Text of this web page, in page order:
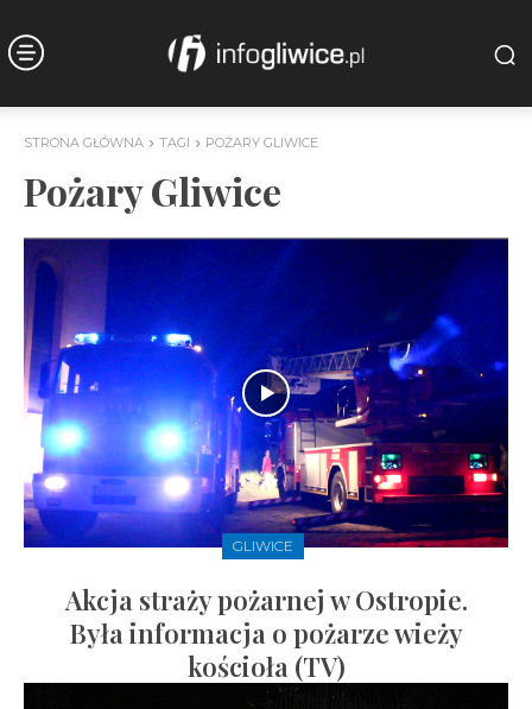
STRONA GŁÓWNA TAGI POŻARY GLIWICE
Pożary Gliwice
GLIWICE
Akcja straży pożarnej w Ostropie.
Była informacja o pożarze wieży
kościoła (TV)